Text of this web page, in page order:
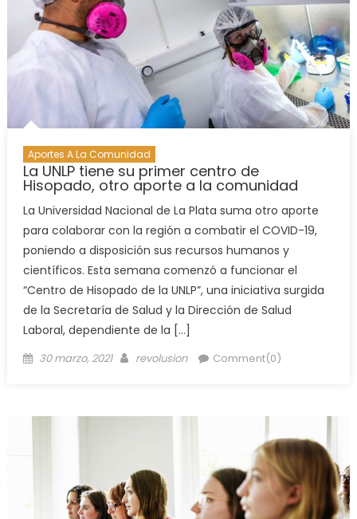
Aportes A La Comunidad
La UNLP tiene su primer centro de
Hisopado, otro aporte a la comunidad
La Universidad Nacional de La Plata suma otro aporte
para colaborar con la región a combatir el COVID-19,
poniendo a disposición sus recursos humanos y
científicos. Esta semana comenzó a funcionar el
“Centro de Hisopado de la UNLP”, una iniciativa surgida
de la Secretaría de Salud y la Dirección de Salud
Laboral, dependiente de la […]
30 marzo, 2021 revolusion Comment(0)